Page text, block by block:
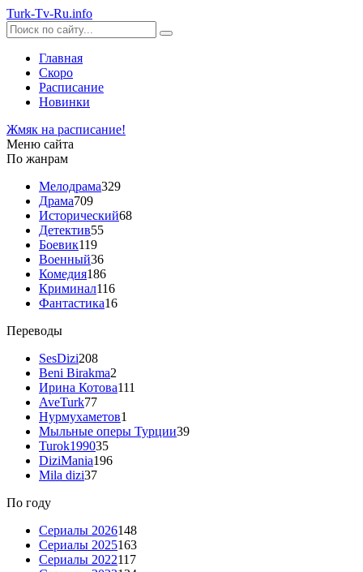
Turk-Tv-Ru.info
Главная
Скоро
Расписание
Новинки
Жмяк на расписание!
Меню сайта
По жанрам
Мелодрама329
Драма709
Исторический68
Детектив55
Боевик119
Военный36
Комедия186
Криминал116
Фантастика16
Переводы
SesDizi208
Beni Birakma2
Ирина Котова111
AveTurk77
Нурмухаметов1
Мыльные оперы Турции39
Turok199035
DiziMania196
Mila dizi37
По году
Сериалы 2026148
Сериалы 2025163
Сериалы 2022117